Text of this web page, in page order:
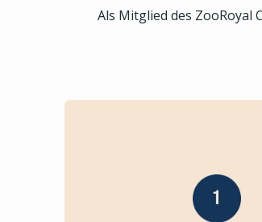
Als Mitglied des ZooRoyal